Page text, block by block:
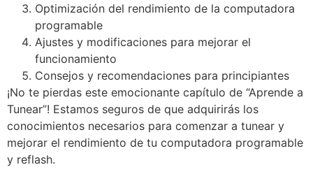
Optimización del rendimiento de la computadora
programable
Ajustes y modificaciones para mejorar el
funcionamiento
Consejos y recomendaciones para principiantes
¡No te pierdas este emocionante capítulo de “Aprende a
Tunear”! Estamos seguros de que adquirirás los
conocimientos necesarios para comenzar a tunear y
mejorar el rendimiento de tu computadora programable
y reflash.